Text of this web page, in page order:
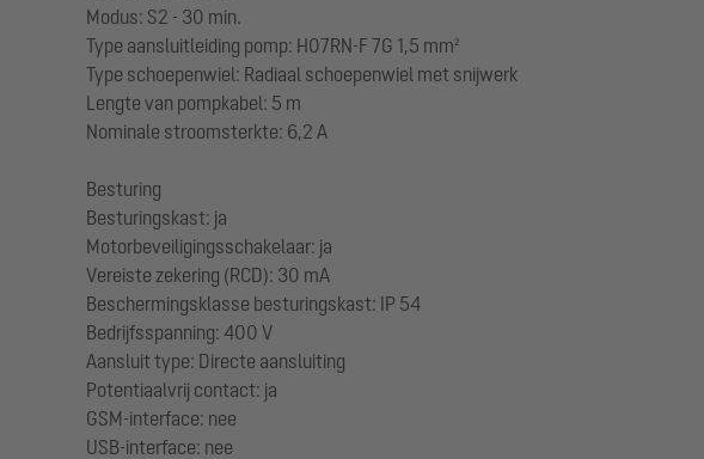
Modus: S2 - 30 min.
Type aansluitleiding pomp: H07RN-F 7G 1,5 mm²
Type schoepenwiel: Radiaal schoepenwiel met snijwerk
Lengte van pompkabel: 5 m
Nominale stroomsterkte: 6,2 A
Besturing
Besturingskast: ja
Motorbeveiligingsschakelaar: ja
Vereiste zekering (RCD): 30 mA
Beschermingsklasse besturingskast: IP 54
Bedrijfsspanning: 400 V
Aansluit type: Directe aansluiting
Potentiaalvrij contact: ja
GSM-interface: nee
USB-interface: nee